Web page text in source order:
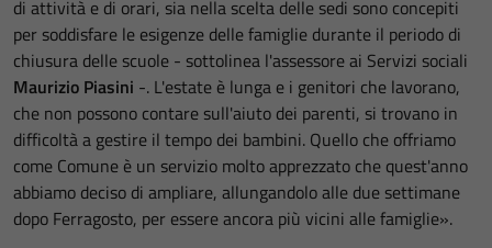
di attività e di orari, sia nella scelta delle sedi sono concepiti
per soddisfare le esigenze delle famiglie durante il periodo di
chiusura delle scuole - sottolinea l'assessore ai Servizi sociali
Maurizio Piasini -. L'estate è lunga e i genitori che lavorano,
che non possono contare sull'aiuto dei parenti, si trovano in
difficoltà a gestire il tempo dei bambini. Quello che offriamo
come Comune è un servizio molto apprezzato che quest'anno
abbiamo deciso di ampliare, allungandolo alle due settimane
dopo Ferragosto, per essere ancora più vicini alle famiglie».